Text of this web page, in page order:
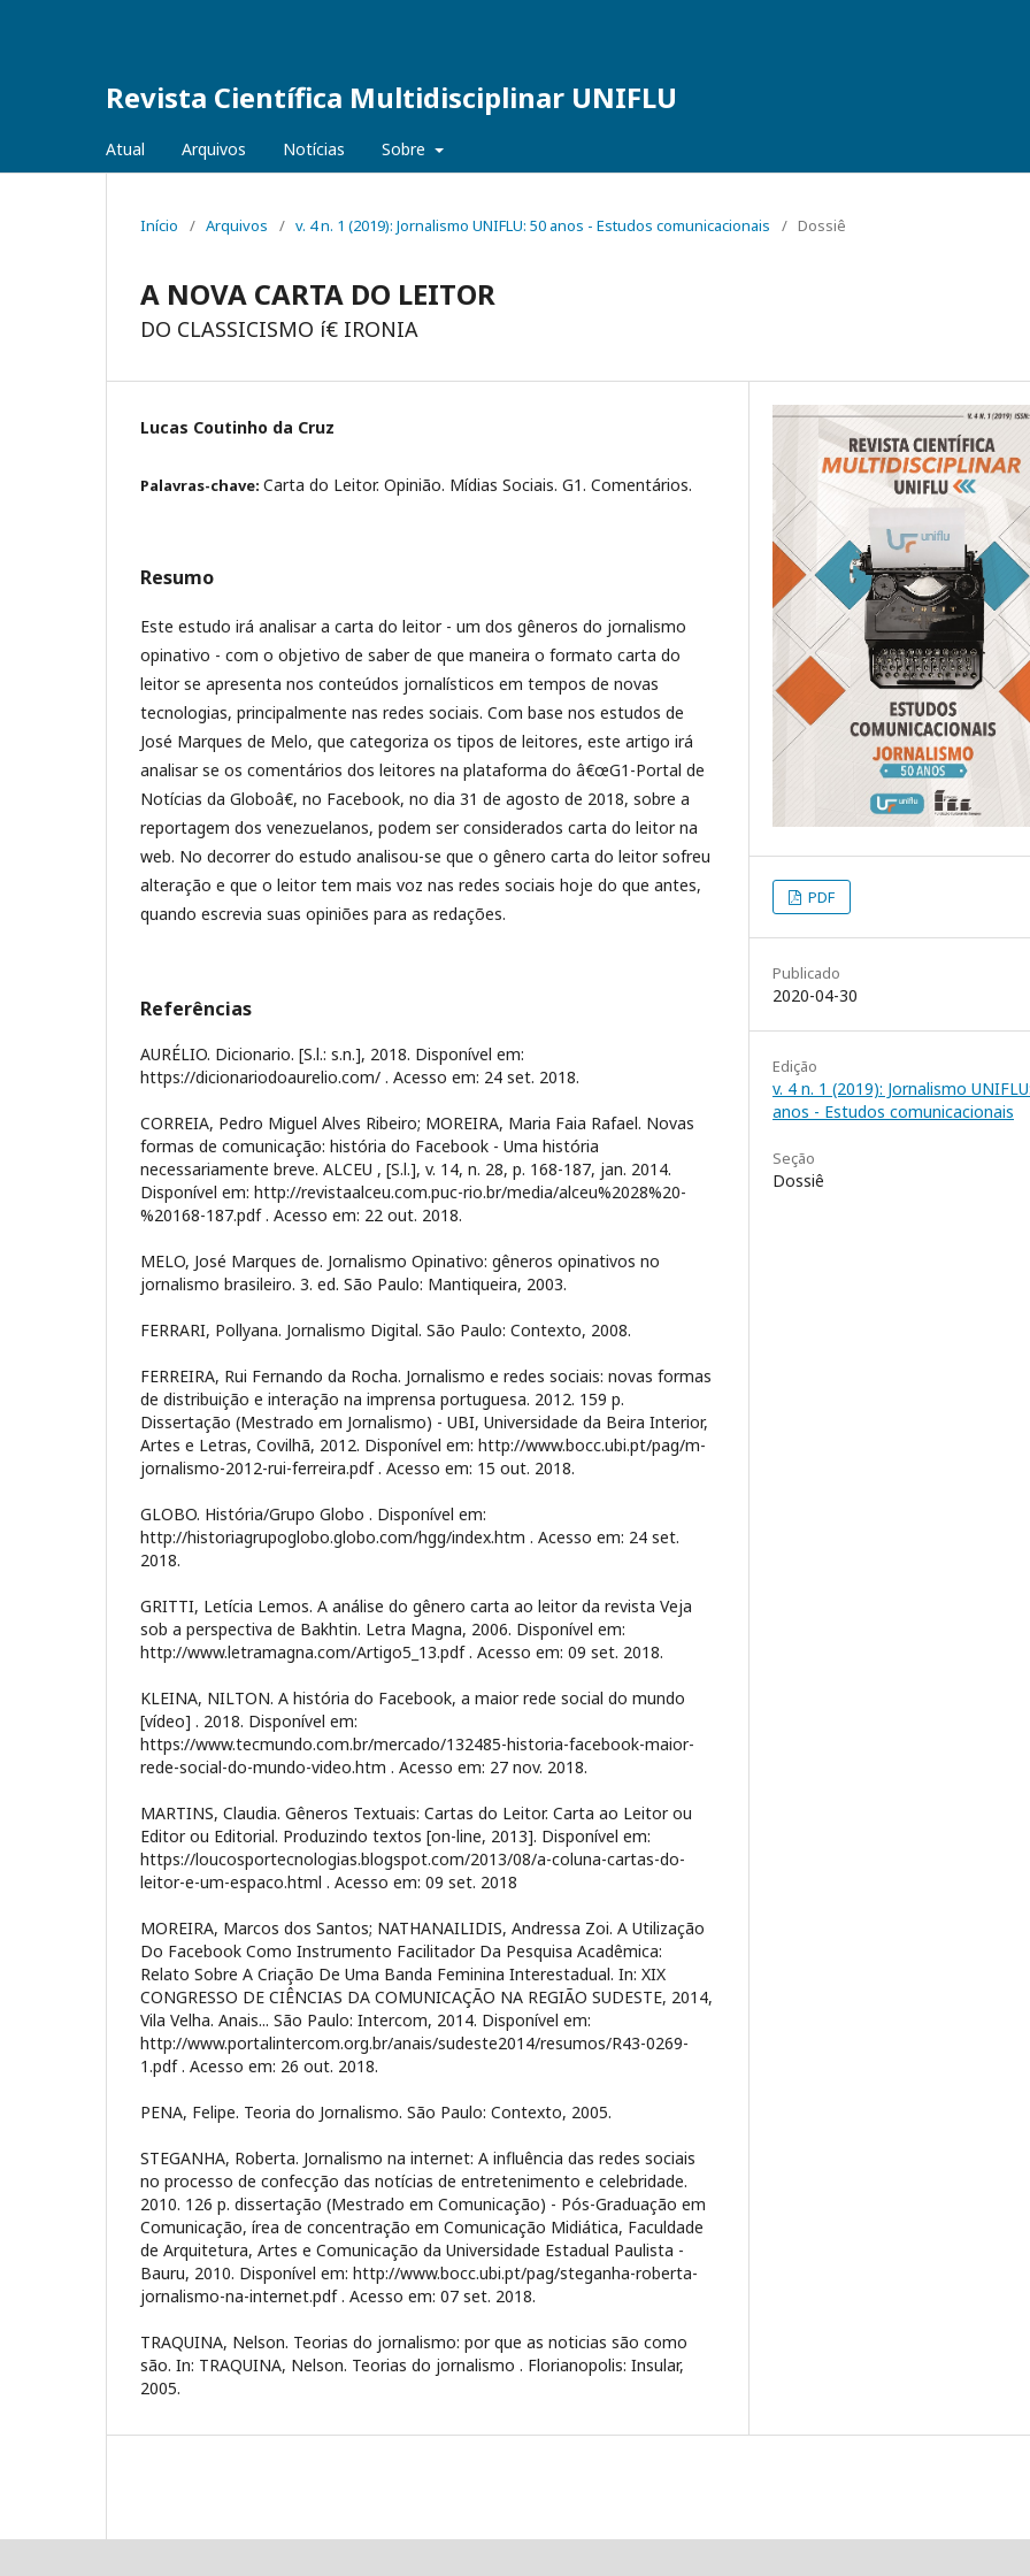
Revista Científica Multidisciplinar UNIFLU
Atual Arquivos Notícias Sobre
Início / Arquivos / v. 4 n. 1 (2019): Jornalismo UNIFLU: 50 anos - Estudos comunicacionais / Dossiê
A NOVA CARTA DO LEITOR
DO CLASSICISMO í€ IRONIA
Lucas Coutinho da Cruz
Palavras-chave: Carta do Leitor. Opinião. Mídias Sociais. G1. Comentários.
Resumo
Este estudo irá analisar a carta do leitor - um dos gêneros do jornalismo
opinativo - com o objetivo de saber de que maneira o formato carta do
leitor se apresenta nos conteúdos jornalísticos em tempos de novas
tecnologias, principalmente nas redes sociais. Com base nos estudos de
José Marques de Melo, que categoriza os tipos de leitores, este artigo irá
analisar se os comentários dos leitores na plataforma do â€œG1-Portal de
Notícias da Globoâ€, no Facebook, no dia 31 de agosto de 2018, sobre a
reportagem dos venezuelanos, podem ser considerados carta do leitor na
web. No decorrer do estudo analisou-se que o gênero carta do leitor sofreu
alteração e que o leitor tem mais voz nas redes sociais hoje do que antes,
quando escrevia suas opiniões para as redações.
Referências
AURÉLIO. Dicionario. [S.l.: s.n.], 2018. Disponível em:
https://dicionariodoaurelio.com/ . Acesso em: 24 set. 2018.
CORREIA, Pedro Miguel Alves Ribeiro; MOREIRA, Maria Faia Rafael. Novas
formas de comunicação: história do Facebook - Uma história
necessariamente breve. ALCEU , [S.l.], v. 14, n. 28, p. 168-187, jan. 2014.
Disponível em: http://revistaalceu.com.puc-rio.br/media/alceu%2028%20-
%20168-187.pdf . Acesso em: 22 out. 2018.
MELO, José Marques de. Jornalismo Opinativo: gêneros opinativos no
jornalismo brasileiro. 3. ed. São Paulo: Mantiqueira, 2003.
FERRARI, Pollyana. Jornalismo Digital. São Paulo: Contexto, 2008.
FERREIRA, Rui Fernando da Rocha. Jornalismo e redes sociais: novas formas
de distribuição e interação na imprensa portuguesa. 2012. 159 p.
Dissertação (Mestrado em Jornalismo) - UBI, Universidade da Beira Interior,
Artes e Letras, Covilhã, 2012. Disponível em: http://www.bocc.ubi.pt/pag/m-
jornalismo-2012-rui-ferreira.pdf . Acesso em: 15 out. 2018.
GLOBO. História/Grupo Globo . Disponível em:
http://historiagrupoglobo.globo.com/hgg/index.htm . Acesso em: 24 set.
2018.
GRITTI, Letícia Lemos. A análise do gênero carta ao leitor da revista Veja
sob a perspectiva de Bakhtin. Letra Magna, 2006. Disponível em:
http://www.letramagna.com/Artigo5_13.pdf . Acesso em: 09 set. 2018.
KLEINA, NILTON. A história do Facebook, a maior rede social do mundo
[vídeo] . 2018. Disponível em:
https://www.tecmundo.com.br/mercado/132485-historia-facebook-maior-
rede-social-do-mundo-video.htm . Acesso em: 27 nov. 2018.
MARTINS, Claudia. Gêneros Textuais: Cartas do Leitor. Carta ao Leitor ou
Editor ou Editorial. Produzindo textos [on-line, 2013]. Disponível em:
https://loucosportecnologias.blogspot.com/2013/08/a-coluna-cartas-do-
leitor-e-um-espaco.html . Acesso em: 09 set. 2018
MOREIRA, Marcos dos Santos; NATHANAILIDIS, Andressa Zoi. A Utilização
Do Facebook Como Instrumento Facilitador Da Pesquisa Acadêmica:
Relato Sobre A Criação De Uma Banda Feminina Interestadual. In: XIX
CONGRESSO DE CIÊNCIAS DA COMUNICAÇÃO NA REGIÃO SUDESTE, 2014,
Vila Velha. Anais... São Paulo: Intercom, 2014. Disponível em:
http://www.portalintercom.org.br/anais/sudeste2014/resumos/R43-0269-
1.pdf . Acesso em: 26 out. 2018.
PENA, Felipe. Teoria do Jornalismo. São Paulo: Contexto, 2005.
STEGANHA, Roberta. Jornalismo na internet: A influência das redes sociais
no processo de confecção das notícias de entretenimento e celebridade.
2010. 126 p. dissertação (Mestrado em Comunicação) - Pós-Graduação em
Comunicação, írea de concentração em Comunicação Midiática, Faculdade
de Arquitetura, Artes e Comunicação da Universidade Estadual Paulista -
Bauru, 2010. Disponível em: http://www.bocc.ubi.pt/pag/steganha-roberta-
jornalismo-na-internet.pdf . Acesso em: 07 set. 2018.
TRAQUINA, Nelson. Teorias do jornalismo: por que as noticias são como
são. In: TRAQUINA, Nelson. Teorias do jornalismo . Florianopolis: Insular,
2005.
PDF
Publicado
2020-04-30
Edição
v. 4 n. 1 (2019): Jornalismo
anos - Estudos comunicacionais
Seção
Dossiê